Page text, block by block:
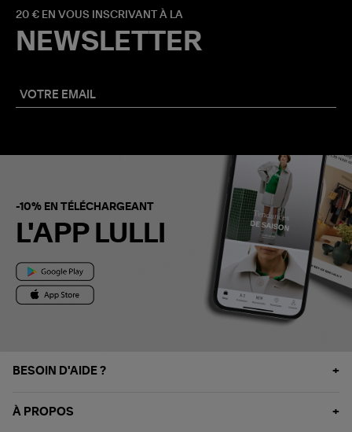
20 € EN VOUS INSCRIVANT À LA
NEWSLETTER
-10% EN TÉLÉCHARGEANT
L'APP LULLI
BESOIN D'AIDE ?
À PROPOS